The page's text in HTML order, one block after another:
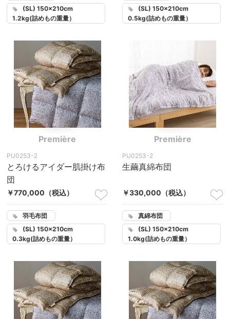
(SL) 150×210cm
1.2kg(詰めもの重量）
(SL) 150×210cm
0.5kg(詰めもの重量）
Première
PU0253-2
とろけるアイダー肌掛け布
団
￥770,000 （税込）
羽毛布団
(SL) 150×210cm
0.3kg(詰めもの重量）
Première
PU0253-2
生繭真綿布団
￥330,000 （税込）
真綿布団
(SL) 150×210cm
1.0kg(詰めもの重量）